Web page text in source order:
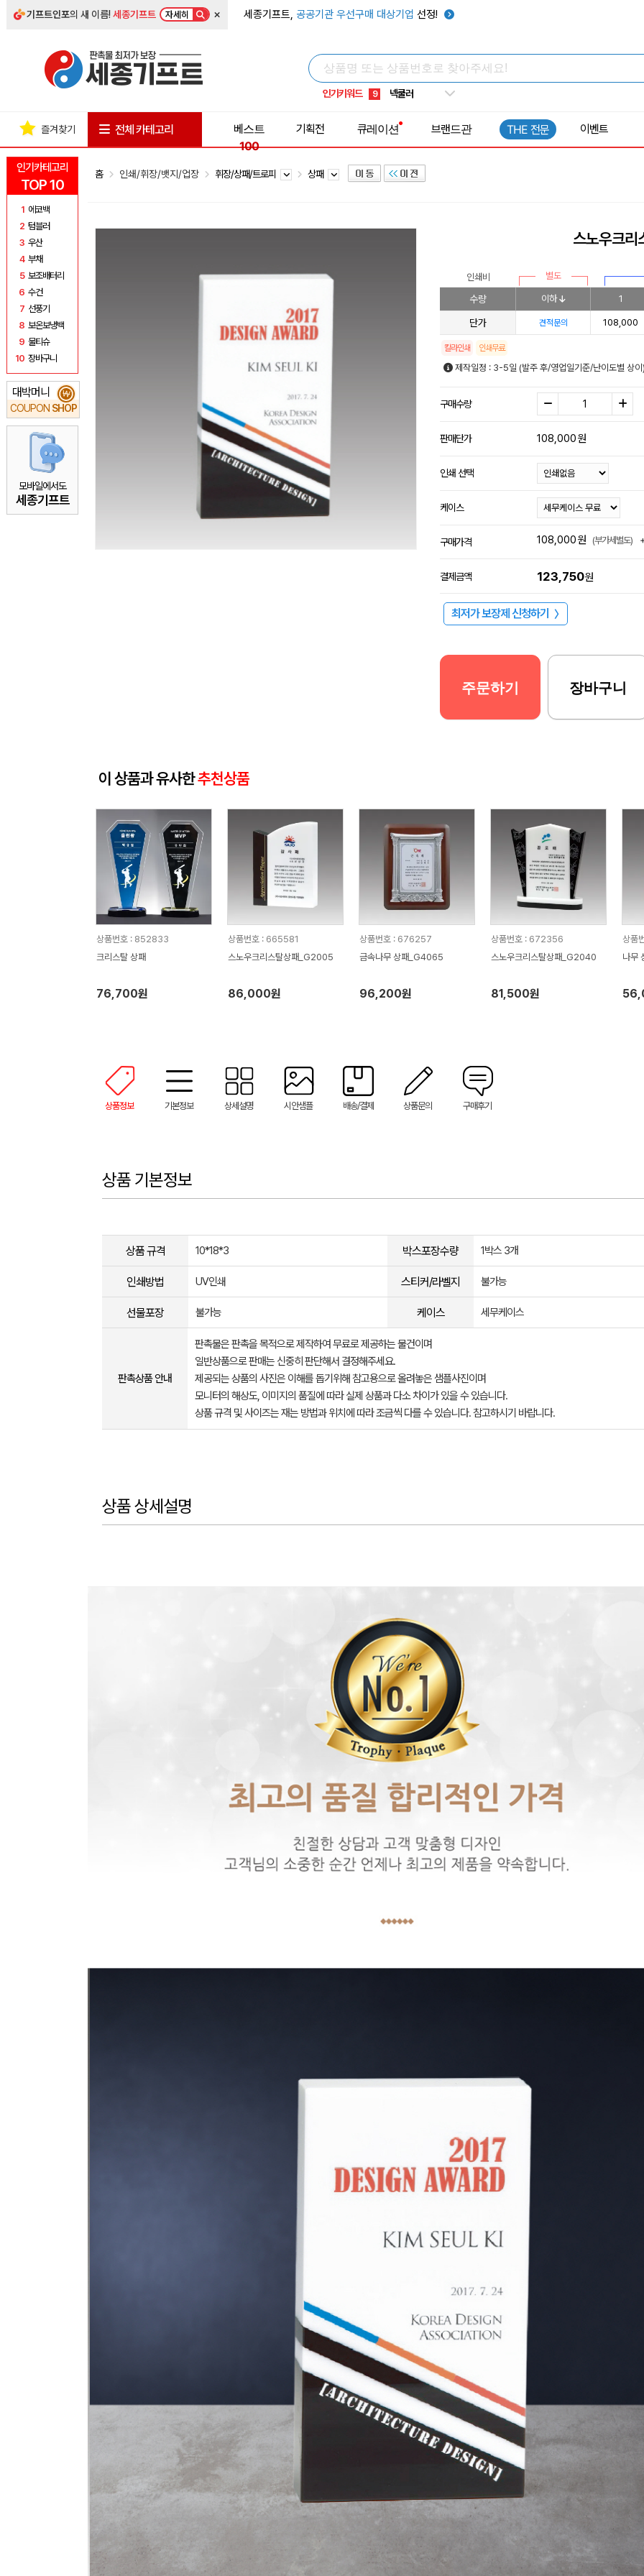
기프트인포의 새 이름!세종기프트 자세히 × 세종기프트, 공공기관 우선구매 대상기업 선정!
인기키워드
5 키캡
8 쿨토시
9 넥쿨러
1 선풍기
인기카테고리
TOP 10
1 에코백
2 텀블러
3 우산
4 부채
5 보조배터리
6 수건
7 선풍기
8 보온보냉백
9 물티슈
10 장바구니
대박머니
COUPON SHOP
₩
모바일에서도
세종기프트
즐겨찾기 전체 카테고리
베스트
100
기획전 큐레이션 브랜드관 THE 전문 이벤트
홈 인쇄/휘장/뱃지/업장 휘장/상패/트로피 상패
스노우크
인쇄비 별도
수량 이하 1
단가 견적문의 108,000
칼라인쇄 인쇄무료
제작일정 : 3-5일 (발주 후/영업일기준/난이도별 상
구매수량
판매단가 108,000원
인쇄 선택
케이스
구매가격 108,000원 (부가세별도)
결제금액 123,750원
최저가 보장제 신청하기 〉
주문하기 장바구니
이 상품과 유사한추천상품
상품번호 : 852833
크리스탈 상패
76,700원
상품번호 : 665581
스노우크리스탈상패_G2005
86,000원
상품번호 : 676257
금속나무 상패_G4065
96,200원
상품번호 : 672356
스노우크리스탈상패_G2040
81,500원
상품
나무
상품정보 기본정보 상세설명 시안샘플 배송/결제 상품문의 구매후기
상품 기본정보
상품 규격 10*18*3 박스포장수량 1박스 3개
인쇄방법 UV인쇄 스티커/라벨지 불가능
선물포장 불가능 케이스 세무케이스
판촉상품 안내
판촉물은 판촉을 목적으로 제작하여 무료로 제공하는 물건이며
일반상품으로 판매는 신중히 판단해서 결정해주세요.
제공되는 상품의 사진은 이해를 돕기위해 참고용으로 올려놓은 샘플사진이며
모니터의 해상도, 이미지의 품질에 따라 실제 상품과 다소 차이가 있을 수 있습니다.
상품 규격 및 사이즈는 재는 방법과 위치에 따라 조금씩 다를 수 있습니다. 참고하시기 바랍니다.
상품 상세설명